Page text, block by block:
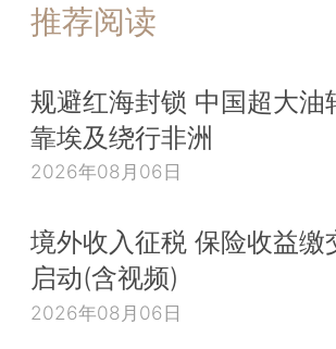
推荐阅读
规避红海封锁 中国超大油
靠埃及绕行非洲
2026年08月06日
境外收入征税 保险收益缴
启动(含视频)
2026年08月06日